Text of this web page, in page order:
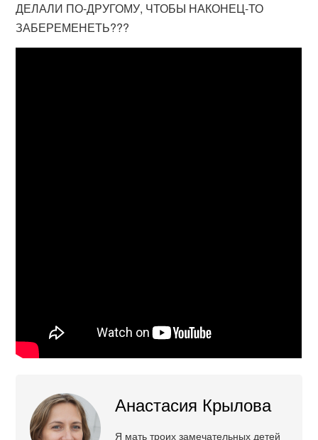
ДЕЛАЛИ ПО-ДРУГОМУ, ЧТОБЫ НАКОНЕЦ-ТО
ЗАБЕРЕМЕНЕТЬ???
Анастасия Крылова
Я мать троих замечательных детей